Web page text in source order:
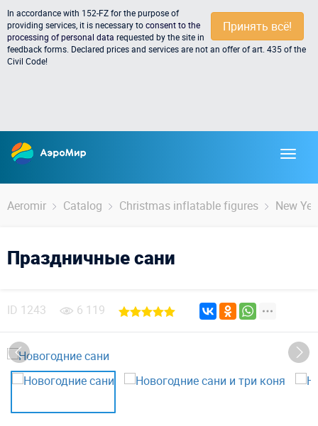
Принять всё!
In accordance with 152-FZ for the purpose of
providing services, it is necessary toconsent to the
processing of personal data requested by the site in
feedback forms. Declared prices and services are not an offer of art. 435 of the
Civil Code!
Aeromir Catalog Christmas inflatable figures New
Праздничные сани
ID 1243 6 119